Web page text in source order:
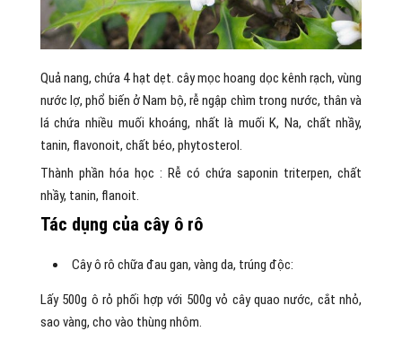
Quả nang, chứa 4 hạt dẹt. cây mọc hoang dọc kênh rạch, vùng
nước lợ, phổ biến ở Nam bộ, rễ ngập chìm trong nước, thân và
lá chứa nhiều muối khoáng, nhất là muối K, Na, chất nhầy,
tanin, flavonoit, chất béo, phytosterol.
Thành phần hóa học : Rễ có chứa saponin triterpen, chất
nhầy, tanin, flanoit.
Tác dụng của cây ô rô
Cây ô rô chữa đau gan, vàng da, trúng độc:
Lấy 500g ô rỏ phối hợp với 500g vỏ cây quao nước, cắt nhỏ,
sao vàng, cho vào thùng nhôm.